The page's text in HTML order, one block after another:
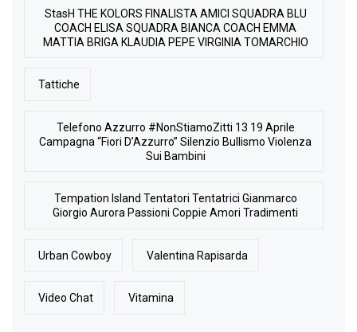
StasH THE KOLORS FINALISTA AMICI SQUADRA BLU
COACH ELISA SQUADRA BIANCA COACH EMMA
MATTIA BRIGA KLAUDIA PEPE VIRGINIA TOMARCHIO
Tattiche
Telefono Azzurro #NonStiamoZitti 13 19 Aprile
Campagna “Fiori D’Azzurro” Silenzio Bullismo Violenza
Sui Bambini
Tempation Island Tentatori Tentatrici Gianmarco
Giorgio Aurora Passioni Coppie Amori Tradimenti
Urban Cowboy Valentina Rapisarda
Video Chat Vitamina